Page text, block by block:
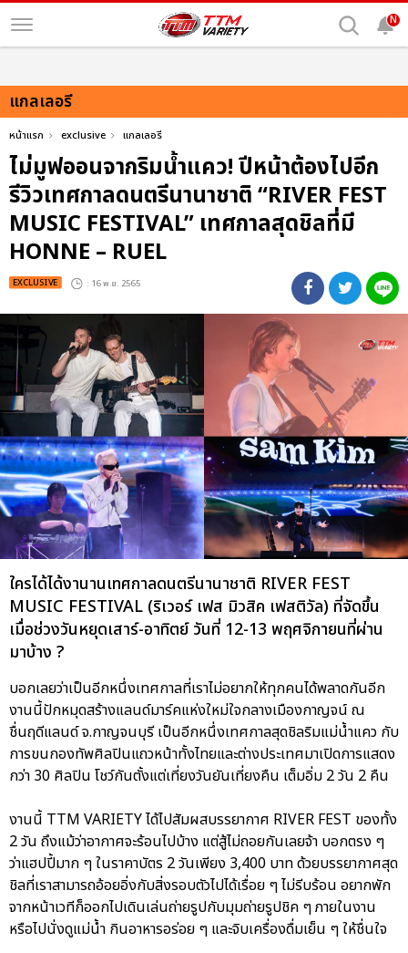
N
แกลเลอรี
หน้าแรก exclusive แกลเลอรี
ไม่มูฟออนจากริมน้ำแคว! ปีหน้าต้องไปอีก
รีวิวเทศกาลดนตรีนานาชาติ “RIVER FEST
MUSIC FESTIVAL” เทศกาลสุดชิลที่มี
HONNE – RUEL
EXCLUSIVE : 16 พ.ย. 2565
ใครได้ได้งานานเทศกาลดนตรีนานาชาติ RIVER FEST
MUSIC FESTIVAL (ริเวอร์ เฟส มิวสิค เฟสติวัล) ที่จัดขึ้น
เมื่อช่วงวันหยุดเสาร์-อาทิตย์ วันที่ 12-13 พฤศจิกายนที่ผ่าน
มาบ้าง ?
บอกเลยว่าเป็นอีกหนึ่งเทศกาลที่เราไม่อยากให้ทุกคนได้พลาดกันอีก
งานนี้ปักหมุดสร้างแลนด์มาร์คแห่งใหม่ใจกลางเมืองกาญจน์ ณ
ชื่นฤดีแลนด์ จ.กาญจนบุรี เป็นอีกหนึ่งเทศกาลสุดชิลริมแม่น้ำแคว กับ
การขนกองทัพศิลปินแถวหน้าทั้งไทยและต่างประเทศมาเปิดการแสดง
กว่า 30 ศิลปิน โชว์กันตั้งแต่เที่ยงวันยันเที่ยงคืน เต็มอิ่ม 2 วัน 2 คืน
งานนี้ TTM VARIETY ได้ไปสัมผสบรรยากาศ RIVER FEST ของทั้ง
2 วัน ถึงแม้ว่าอากาศจะร้อนไปบ้าง แต่สู้ไม่ถอยกันเลยจ้า บอกตรง ๆ
ว่าแฮปปี้มาก ๆ ในราคาบัตร 2 วันเพียง 3,400 บาท ด้วยบรรยากาศสุด
ชิลที่เราสามารถอ้อยอิ่งกับสิ่งรอบตัวไปได้เรื่อย ๆ ไม่รีบร้อน อยากพัก
จากหน้าเวทีก็ออกไปเดินเล่นถ่ายรูปกับมุมถ่ายรูปชิค ๆ ภายในงาน
หรือไปนั่งดูแม่น้ำ กินอาหารอร่อย ๆ และจิบเครื่องดื่มเย็น ๆ ให้ชื่นใจ